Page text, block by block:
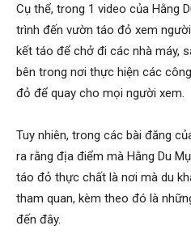
Cụ thể, trong 1 video của Hằng
trình đến vườn táo đỏ xem
kết táo để chở đi các nhà máy,
bên trong nơi thực hiện các
đỏ để quay cho mọi người xem.
Tuy nhiên, trong các bài đăng
ra rằng địa điểm mà Hằng Du
táo đỏ thực chất là nơi mà du
tham quan, kèm theo đó là
đến đây.